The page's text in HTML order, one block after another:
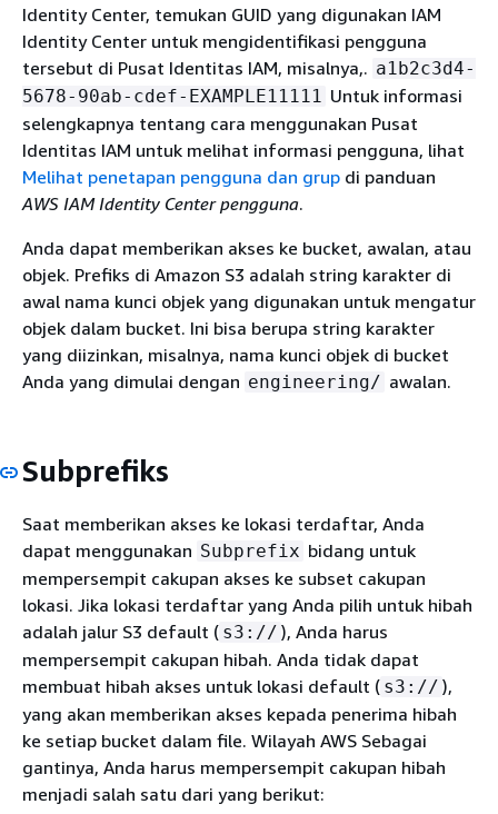
Identity Center, temukan GUID yang digunakan IAM
Identity Center untuk mengidentifikasi pengguna
tersebut di Pusat Identitas IAM, misalnya,. a1b2c3d4-
5678-90ab-cdef-EXAMPLE11111 Untuk informasi
selengkapnya tentang cara menggunakan Pusat
Identitas IAM untuk melihat informasi pengguna, lihat
Melihat penetapan pengguna dan grup di panduan
AWS IAM Identity Center pengguna.
Anda dapat memberikan akses ke bucket, awalan, atau
objek. Prefiks di Amazon S3 adalah string karakter di
awal nama kunci objek yang digunakan untuk mengatur
objek dalam bucket. Ini bisa berupa string karakter
yang diizinkan, misalnya, nama kunci objek di bucket
Anda yang dimulai dengan engineering/ awalan.
Subprefiks
Saat memberikan akses ke lokasi terdaftar, Anda
dapat menggunakan Subprefix bidang untuk
mempersempit cakupan akses ke subset cakupan
lokasi. Jika lokasi terdaftar yang Anda pilih untuk hibah
adalah jalur S3 default ( s3:// ), Anda harus
mempersempit cakupan hibah. Anda tidak dapat
membuat hibah akses untuk lokasi default ( s3:// ),
yang akan memberikan akses kepada penerima hibah
ke setiap bucket dalam file. Wilayah AWS Sebagai
gantinya, Anda harus mempersempit cakupan hibah
menjadi salah satu dari yang berikut: